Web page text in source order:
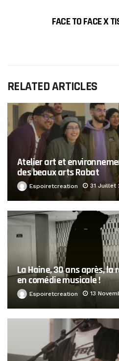
FACE TO FACE X
RELATED ARTICLES
Atelier art et
des beaux arts Rabat
Espoiretcreation 31 Juillet
La Haine, 30 ans après,
en comédie musicale !
Espoiretcreation 13